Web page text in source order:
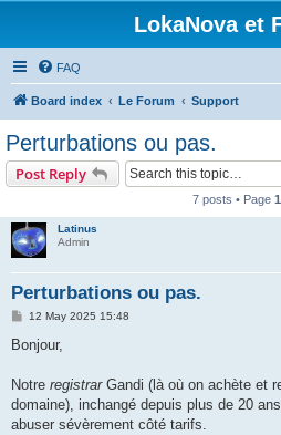
LokaNova et
FAQ
Board index Le Forum Support
Perturbations ou pas.
Post Reply
7 posts • Page 1
Latinus
Admin
Perturbations ou pas.
P
s
12 May 2025 15:48
Bonjour,
Notre registrarGandi (là où on achète et
domaine), inchangé depuis plus de 20
abuser sévèrement côté tarifs.